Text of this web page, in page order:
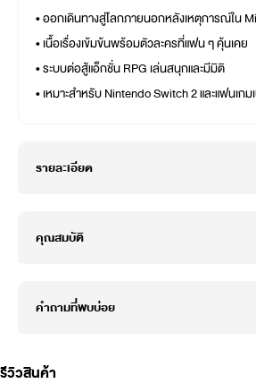
• ออกเดินทางสู่โลกภายนอกหลังเหตุการณ์ใน
• เนื้อเรื่องเข้มข้นพร้อมตัวละครที่แฟน ๆ คุ้นเคย
• ระบบต่อสู้แอ็กชั่น RPG เล่นสนุกและมีมิติ
• เหมาะสำหรับ Nintendo Switch 2 และแฟนเก
รายละเอียด
คุณสมบัติ
คำถามที่พบบ่อย
รีวิวสินค้า